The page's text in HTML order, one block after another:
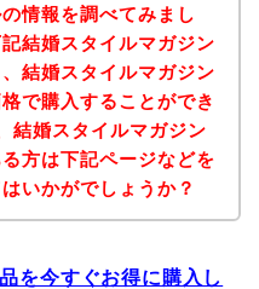
情報を調べてみまし
結婚スタイルマガジン
結婚スタイルマガジン
で購入することができ
結婚スタイルマガジン
方は下記ページなどを
いかがでしょうか？
を今すぐお得に購入し